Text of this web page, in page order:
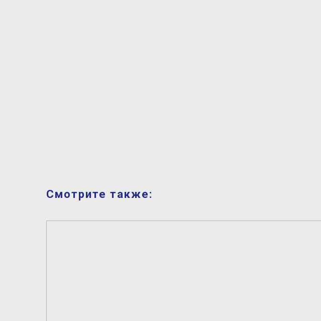
Смотрите также: